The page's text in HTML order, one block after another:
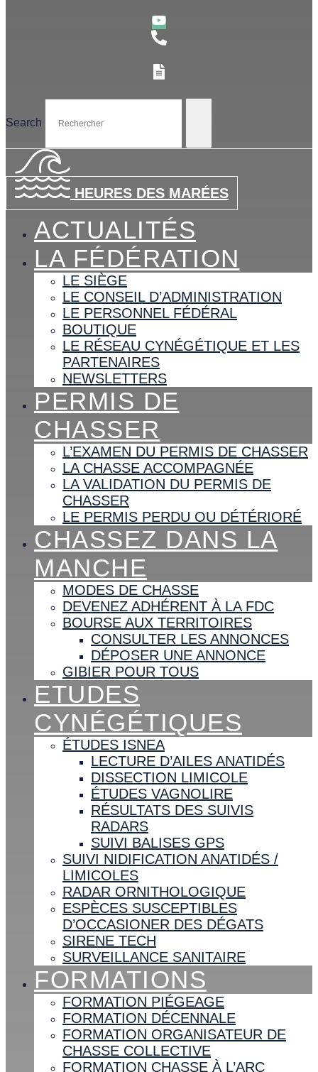
Search
HEURES DES MARÉES
ACTUALITÉS
LA FÉDÉRATION
LE SIÈGE
LE CONSEIL D’ADMINISTRATION
LE PERSONNEL FÉDÉRAL
BOUTIQUE
LE RÉSEAU CYNÉGÉTIQUE ET LES
PARTENAIRES
NEWSLETTERS
PERMIS DE
CHASSER
L’EXAMEN DU PERMIS DE CHASSER
LA CHASSE ACCOMPAGNÉE
LA VALIDATION DU PERMIS DE
CHASSER
LE PERMIS PERDU OU DÉTÉRIORÉ
CHASSEZ DANS LA
MANCHE
MODES DE CHASSE
DEVENEZ ADHÉRENT À LA FDC
BOURSE AUX TERRITOIRES
CONSULTER LES ANNONCES
DÉPOSER UNE ANNONCE
GIBIER POUR TOUS
ETUDES
CYNÉGÉTIQUES
ÉTUDES ISNEA
LECTURE D’AILES ANATIDÉS
DISSECTION LIMICOLE
ÉTUDES VAGNOLIRE
RÉSULTATS DES SUIVIS
RADARS
SUIVI BALISES GPS
SUIVI NIDIFICATION ANATIDÉS /
LIMICOLES
RADAR ORNITHOLOGIQUE
ESPÈCES SUSCEPTIBLES
D’OCCASIONER DES DÉGATS
SIRENE TECH
SURVEILLANCE SANITAIRE
FORMATIONS
FORMATION PIÉGEAGE
FORMATION DÉCENNALE
FORMATION ORGANISATEUR DE
CHASSE COLLECTIVE
FORMATION CHASSE À L’ARC